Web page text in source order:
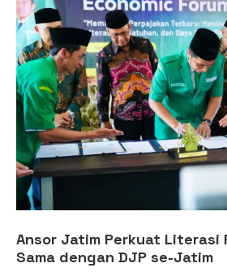
Ansor Jatim Perkuat Literasi
Sama dengan DJP se-Jatim